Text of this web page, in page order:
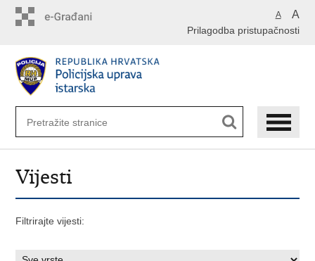
A A
Prilagodba pristupačnosti
Vijesti
Filtrirajte vijesti: